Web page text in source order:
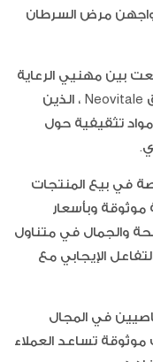
مرض السرطان
بين مهنيي الرعاية
الصحية وممثلي العلامات التجارية وفريق Neovitale ، الذين
تثقيفية حول
في بيع المنتجات
موثوقة وبأسعار
والجمال في متناول
الإيجابي مع
في المجال
تساعد العملاء